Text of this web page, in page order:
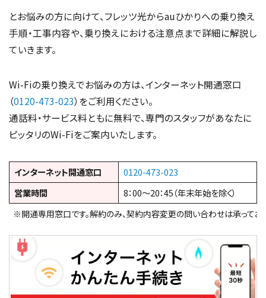
とお悩みの方に向けて、フレッツ光からauひかりへの乗り換え
手順・工事内容や、乗り換えにおける注意点まで詳細に解説し
ていきます。
Wi-Fiの乗り換えでお悩みの方は、インターネット開通窓口
（0120-473-023）をご利用ください。
通話料・サービス料ともに無料で、専門のスタッフがあなたに
ピッタリのWi-Fiをご案内いたします。
インターネット開通窓口
0120-473-023
営業時間
8：00～20：45（年末年始を除く）
※開通専用窓口です。解約のみ、契約内容変更の問い合わせは承ってお